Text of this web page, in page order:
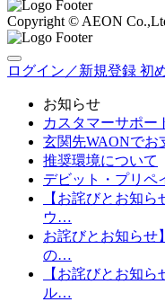
Copyright © AEON
ログイン／新規登録 初
お知らせ
カスタマーサポ
玄関先WAONで
推奨環境について
デビット・プリ
【お詫びとお知
ウ…
お詫びとお知ら
の…
【お詫びとお知
ル…